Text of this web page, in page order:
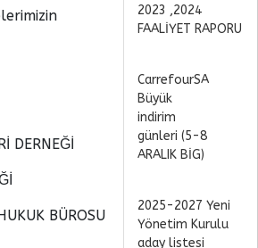
DERNEĞİ
BÜROSU
2023 ,2024
FAALİYET RAPORU
CarrefourSA
Büyük
indirim
günleri (5-8
ARALIK BİG)
2025-2027 Yeni
Yönetim Kurulu
aday listesi